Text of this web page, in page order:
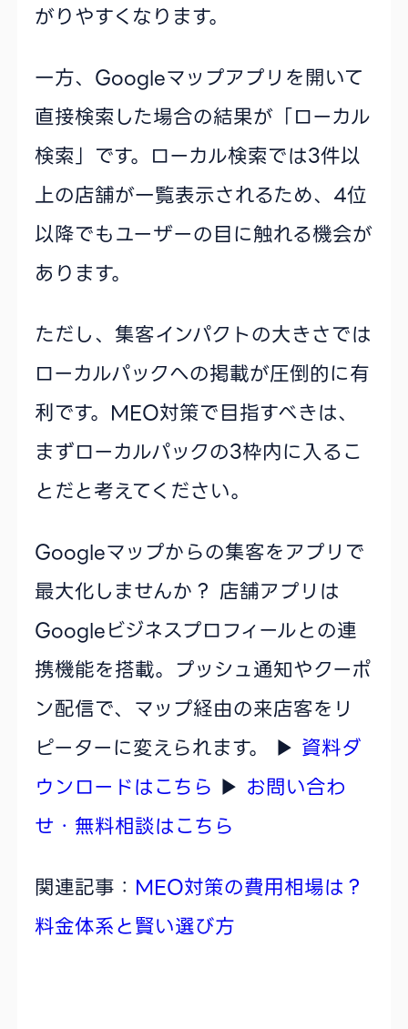
がりやすくなります。
一方、Googleマップアプリを開いて
直接検索した場合の結果が「ローカル
検索」です。ローカル検索では3件以
上の店舗が一覧表示されるため、4位
以降でもユーザーの目に触れる機会が
あります。
ただし、集客インパクトの大きさでは
ローカルパックへの掲載が圧倒的に有
利です。MEO対策で目指すべきは、
まずローカルパックの3枠内に入るこ
とだと考えてください。
Googleマップからの集客をアプリで
最大化しませんか？ 店舗アプリは
Googleビジネスプロフィールとの連
携機能を搭載。プッシュ通知やクーポ
ン配信で、マップ経由の来店客をリ
ピーターに変えられます。 ▶︎ 資料ダ
ウンロードはこちら ▶︎ お問い合わ
せ・無料相談はこちら
関連記事： MEO対策の費用相場は？
料金体系と賢い選び方